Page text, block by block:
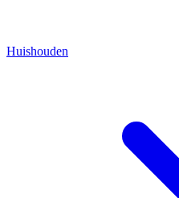
Huishouden